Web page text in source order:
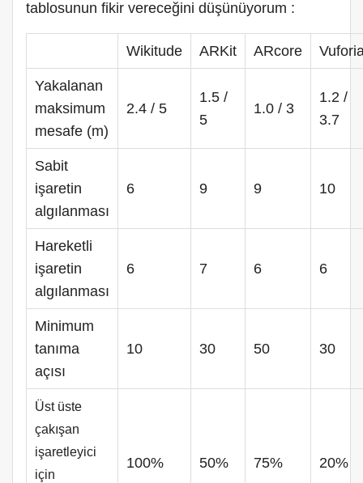
tablosunun fikir vereceğini düşünüyorum :
Wikitude ARKit ARcore
Yakalanan
maksimum
mesafe (m)
2.4 / 5
1.5 /
5
1.0 / 3
1.2 /
3.7
Sabit
işaretin
algılanması
6 9 9 10
Hareketli
işaretin
algılanması
6 7 6 6
Minimum
tanıma
açısı
10 30 50 30
Üst üste
çakışan
işaretleyici
için
100% 50% 75% 20%